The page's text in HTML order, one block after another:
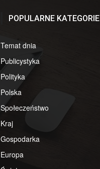
POPULARNE KATEGORIE
Temat dnia
Publicystyka
Polityka
Polska
Społeczeństwo
Kraj
Gospodarka
Europa